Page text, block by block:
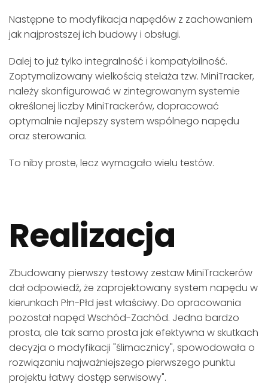
Następne to modyfikacja napędów z zachowaniem
jak najprostszej ich budowy i obsługi.
Dalej to już tylko integralność i kompatybilność.
Zoptymalizowany wielkością stelaża tzw. MiniTracker,
należy skonfigurować w zintegrowanym systemie
określonej liczby MiniTrackerów, dopracować
optymalnie najlepszy system wspólnego napędu
oraz sterowania.
To niby proste, lecz wymagało wielu testów.
Realizacja
Zbudowany pierwszy testowy zestaw MiniTrackerów
dał odpowiedź, że zaprojektowany system napędu w
kierunkach Płn-Płd jest właściwy. Do opracowania
pozostał napęd Wschód-Zachód. Jedna bardzo
prosta, ale tak samo prosta jak efektywna w skutkach
decyzja o modyfikacji "ślimacznicy", spowodowała o
rozwiązaniu najważniejszego pierwszego punktu
projektu łatwy dostęp serwisowy".